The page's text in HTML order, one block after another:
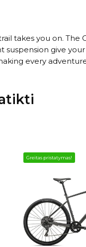
takes you on. The
give
every
Greitas pristatymas!